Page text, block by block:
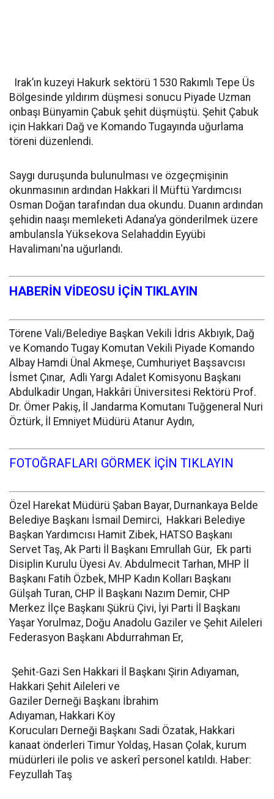
Irak’ın kuzeyi Hakurk sektörü 1530 Rakımlı Tepe Üs
Bölgesinde yıldırım düşmesi sonucu Piyade Uzman
onbaşı Bünyamin Çabuk şehit düşmüştü. Şehit Çabuk
için Hakkari Dağ ve Komando Tugayında uğurlama
töreni düzenlendi.
Saygı duruşunda bulunulması ve özgeçmişinin
okunmasının ardından Hakkari İl Müftü Yardımcısı
Osman Doğan tarafından dua okundu. Duanın ardından
şehidin naaşı memleketi Adana’ya gönderilmek üzere
ambulansla Yüksekova Selahaddin Eyyübi
Havalimanı'na uğurlandı.
HABERİN VİDEOSU İÇİN TIKLAYIN
Törene Vali/Belediye Başkan Vekili İdris Akbıyık, Dağ
ve Komando Tugay Komutan Vekili Piyade Komando
Albay Hamdi Ünal Akmeşe, Cumhuriyet Başsavcısı
İsmet Çınar, Adli Yargı Adalet Komisyonu Başkanı
Abdulkadir Ungan, Hakkâri Üniversitesi Rektörü Prof.
Dr. Ömer Pakiş, İl Jandarma Komutanı Tuğgeneral Nuri
Öztürk, İl Emniyet Müdürü Atanur Aydın,
FOTOĞRAFLARI GÖRMEK İÇİN TIKLAYIN
Özel Harekat Müdürü Şaban Bayar, Durnankaya Belde
Belediye Başkanı İsmail Demirci, Hakkari Belediye
Başkan Yardımcısı Hamit Zibek, HATSO Başkanı
Servet Taş, Ak Parti İl Başkanı Emrullah Gür, Ek parti
Disiplin Kurulu Üyesi Av. Abdulmecit Tarhan, MHP İl
Başkanı Fatih Özbek, MHP Kadın Kolları Başkanı
Gülşah Turan, CHP İl Başkanı Nazım Demir, CHP
Merkez İlçe Başkanı Şükrü Çivi, İyi Parti İl Başkanı
Yaşar Yorulmaz, Doğu Anadolu Gaziler ve Şehit Aileleri
Federasyon Başkanı Abdurrahman Er,
Şehit-Gazi Sen Hakkari İl Başkanı Şirin Adıyaman,
Hakkari Şehit Aileleri ve
Gaziler Derneği Başkanı İbrahim
Adıyaman, Hakkari Köy
Korucuları Derneği Başkanı Sadi Özatak, Hakkari
kanaat önderleri Timur Yoldaş, Hasan Çolak, kurum
müdürleri ile polis ve askerî personel katıldı. Haber:
Feyzullah Taş